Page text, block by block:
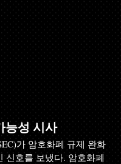
능성 시사
가 암호화폐 규제 완화
신호를 보냈다. 암호화폐